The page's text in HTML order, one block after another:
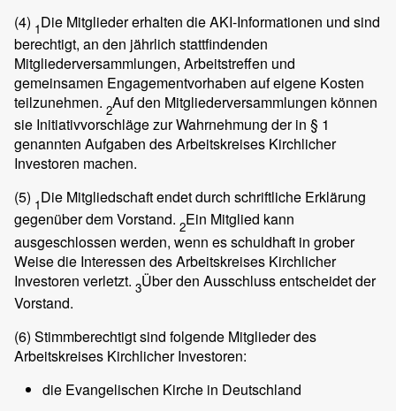
(4) 1Die Mitglieder erhalten die AKI-Informationen und sind
berechtigt, an den jährlich stattfindenden
Mitgliederversammlungen, Arbeitstreffen und
gemeinsamen Engagementvorhaben auf eigene Kosten
teilzunehmen. 2Auf den Mitgliederversammlungen können
sie Initiativvorschläge zur Wahrnehmung der in § 1
genannten Aufgaben des Arbeitskreises Kirchlicher
Investoren machen.
(5) 1Die Mitgliedschaft endet durch schriftliche Erklärung
gegenüber dem Vorstand. 2Ein Mitglied kann
ausgeschlossen werden, wenn es schuldhaft in grober
Weise die Interessen des Arbeitskreises Kirchlicher
Investoren verletzt. 3Über den Ausschluss entscheidet der
Vorstand.
(6) Stimmberechtigt sind folgende Mitglieder des
Arbeitskreises Kirchlicher Investoren:
die Evangelischen Kirche in Deutschland